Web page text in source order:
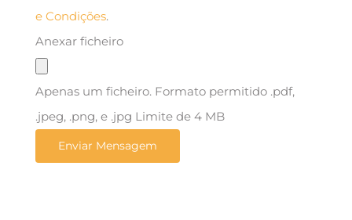
e Condições.
Anexar ficheiro
Apenas um ficheiro. Formato permitido .pdf,
.jpeg, .png, e .jpg Limite de 4 MB